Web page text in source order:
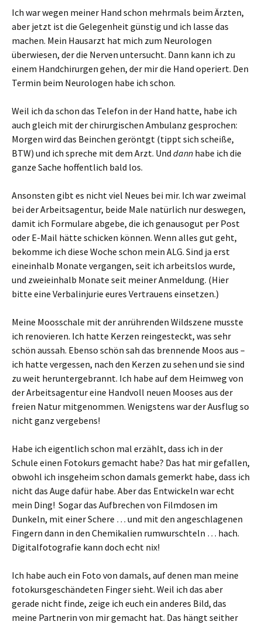
Ich war wegen meiner Hand schon mehrmals beim Ärzten,
aber jetzt ist die Gelegenheit günstig und ich lasse das
machen. Mein Hausarzt hat mich zum Neurologen
überwiesen, der die Nerven untersucht. Dann kann ich zu
einem Handchirurgen gehen, der mir die Hand operiert. Den
Termin beim Neurologen habe ich schon.
Weil ich da schon das Telefon in der Hand hatte, habe ich
auch gleich mit der chirurgischen Ambulanz gesprochen:
Morgen wird das Beinchen geröntgt (tippt sich scheiße,
BTW) und ich spreche mit dem Arzt. Und dann habe ich die
ganze Sache hoffentlich bald los.
Ansonsten gibt es nicht viel Neues bei mir. Ich war zweimal
bei der Arbeitsagentur, beide Male natürlich nur deswegen,
damit ich Formulare abgebe, die ich genausogut per Post
oder E-Mail hätte schicken können. Wenn alles gut geht,
bekomme ich diese Woche schon mein ALG. Sind ja erst
eineinhalb Monate vergangen, seit ich arbeitslos wurde,
und zweieinhalb Monate seit meiner Anmeldung. (Hier
bitte eine Verbalinjurie eures Vertrauens einsetzen.)
Meine Moosschale mit der anrührenden Wildszene musste
ich renovieren. Ich hatte Kerzen reingesteckt, was sehr
schön aussah. Ebenso schön sah das brennende Moos aus –
ich hatte vergessen, nach den Kerzen zu sehen und sie sind
zu weit heruntergebrannt. Ich habe auf dem Heimweg von
der Arbeitsagentur eine Handvoll neuen Mooses aus der
freien Natur mitgenommen. Wenigstens war der Ausflug so
nicht ganz vergebens!
Habe ich eigentlich schon mal erzählt, dass ich in der
Schule einen Fotokurs gemacht habe? Das hat mir gefallen,
obwohl ich insgeheim schon damals gemerkt habe, dass ich
nicht das Auge dafür habe. Aber das Entwickeln war echt
mein Ding! Sogar das Aufbrechen von Filmdosen im
Dunkeln, mit einer Schere … und mit den angeschlagenen
Fingern dann in den Chemikalien rumwurschteln … hach.
Digitalfotografie kann doch echt nix!
Ich habe auch ein Foto von damals, auf denen man meine
fotokursgeschändeten Finger sieht. Weil ich das aber
gerade nicht finde, zeige ich euch ein anderes Bild, das
meine Partnerin von mir gemacht hat. Das hängt seither